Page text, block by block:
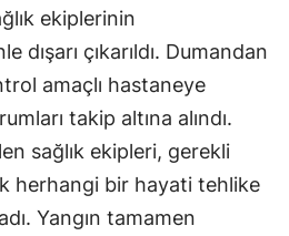
ekiplerinin
dışarı çıkarıldı. Dumandan
amaçlı hastaneye
takip altına alındı.
sağlık ekipleri, gerekli
herhangi bir hayati tehlike
Yangın tamamen